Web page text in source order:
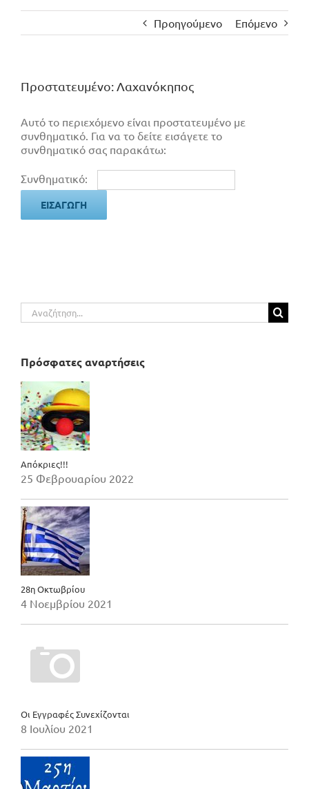
Προηγούμενο Επόμενο
Πρoστατευμένο: Λαχανόκηπος
Αυτό το περιεχόμενο είναι προστατευμένο με
συνθηματικό. Για να το δείτε εισάγετε το
συνθηματικό σας παρακάτω:
Συνθηματικό:
Αναζήτηση
για:
Πρόσφατες αναρτήσεις
Απόκριες!!!
25 Φεβρουαρίου 2022
28η Οκτωβρίου
4 Νοεμβρίου 2021
Οι Εγγραφές Συνεχίζονται
8 Ιουλίου 2021